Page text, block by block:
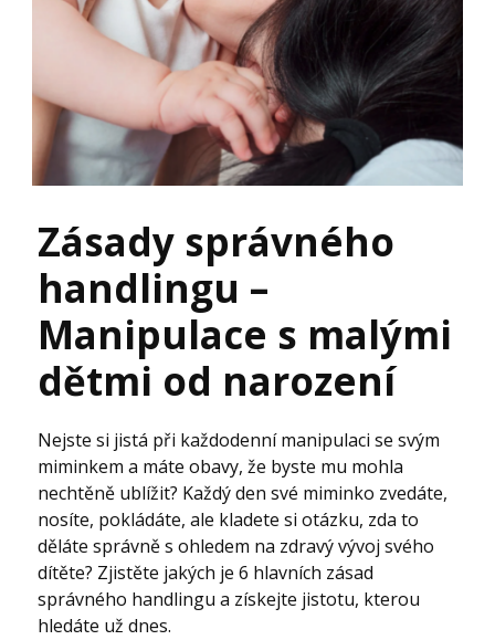
Zásady správného
handlingu –
Manipulace s malými
dětmi od narození
Nejste si jistá při každodenní manipulaci se svým
miminkem a máte obavy, že byste mu mohla
nechtěně ublížit? Každý den své miminko zvedáte,
nosíte, pokládáte, ale kladete si otázku, zda to
děláte správně s ohledem na zdravý vývoj svého
dítěte? Zjistěte jakých je 6 hlavních zásad
správného handlingu a získejte jistotu, kterou
hledáte už dnes.